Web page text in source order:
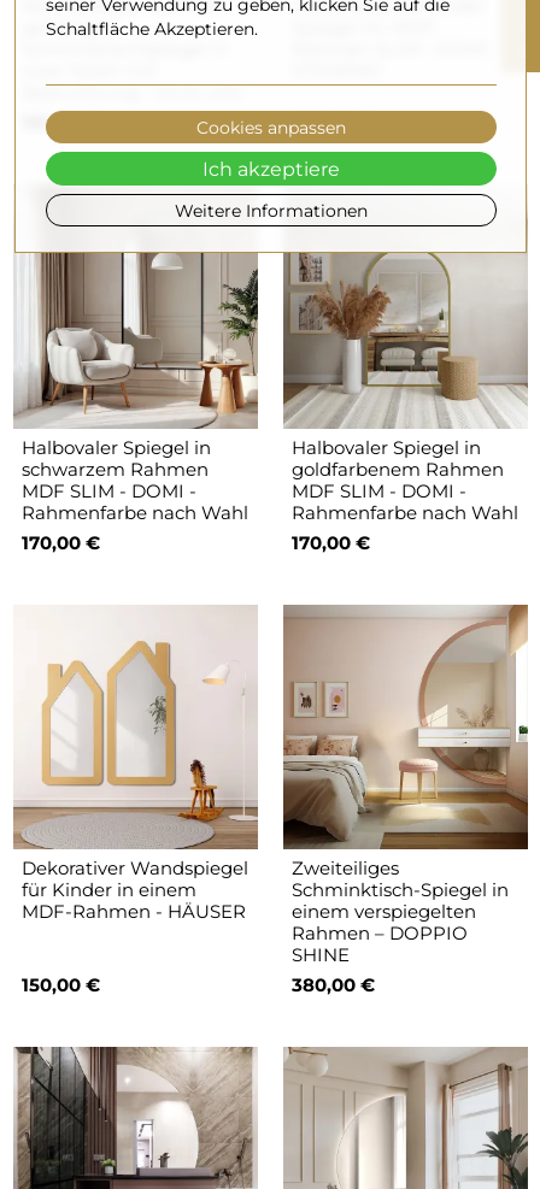
Rechteckiger, auf Maß
gefertigter
Beleuchtung - AGIS LED
180,00 €
Halbovales stehender
360,00 €
Halbovaler Spiegel in
schwarzem Rahmen
MDF SLIM - DOMI -
Rahmenfarbe nach Wahl
170,00 €
Halbovaler Spiegel in
goldfarbenem Rahmen
MDF SLIM - DOMI -
Rahmenfarbe nach Wahl
170,00 €
Dekorativer Wandspiegel
für Kinder in einem
MDF-Rahmen - HÄUSER
150,00 €
Zweiteiliges
Schminktisch-Spiegel in
einem verspiegelten
Rahmen – DOPPIO
SHINE
380,00 €
Schaltfläche Akzeptieren.
Weitere Informationen
Cookies anpassen
Ich akzeptiere